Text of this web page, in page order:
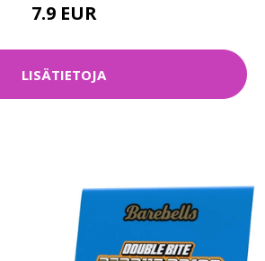
7.9 EUR
LISÄTIETOJA